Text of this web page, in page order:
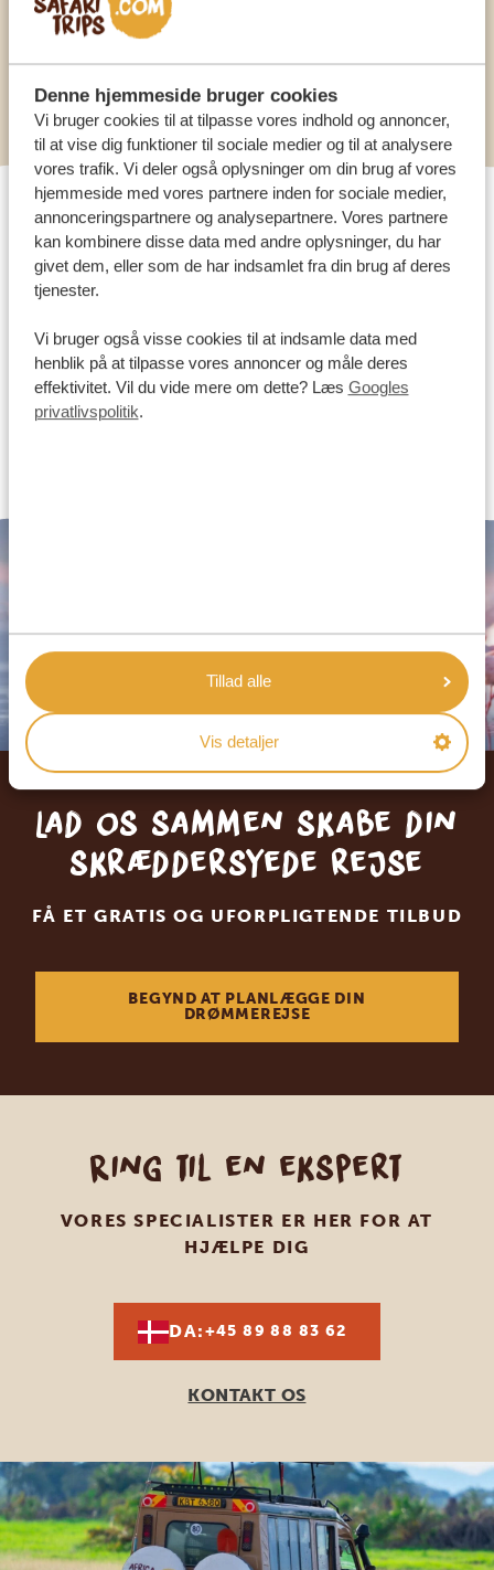
Denne hjemmeside bruger cookies
Vi bruger cookies til at tilpasse vores indhold og annoncer,
til at vise dig funktioner til sociale medier og til at analysere
vores trafik. Vi deler også oplysninger om din brug af vores
hjemmeside med vores partnere inden for sociale medier,
annonceringspartnere og analysepartnere. Vores partnere
kan kombinere disse data med andre oplysninger, du har
givet dem, eller som de har indsamlet fra din brug af deres
tjenester.
Vi bruger også visse cookies til at indsamle data med
henblik på at tilpasse vores annoncer og måle deres
effektivitet. Vil du vide mere om dette? Læs Googles
privatlivspolitik.
Tillad alle
Vis detaljer
SE ALLE INDKVARTERINGSMULIGHEDER
VORES POPULÆRE
FAMILIEAKTIVITETER
(INKLUSIVE NOGLE FOR
TEENAGERE!)
Vælg jeres familievenlige aktiviteter, og kontakt jeres
rejsekonsulent for at få dem tilføjet til jeres
Lad os sammen skabe din
skræddersyede rejse
FÅ ET GRATIS OG UFORPLIGTENDE TILBUD
BEGYND AT PLANLÆGGE DIN
DRØMMEREJSE
Ring til en ekspert
VORES SPECIALISTER ER HER FOR AT
HJÆLPE DIG
DA:+45 89 88 83 62
KONTAKT OS